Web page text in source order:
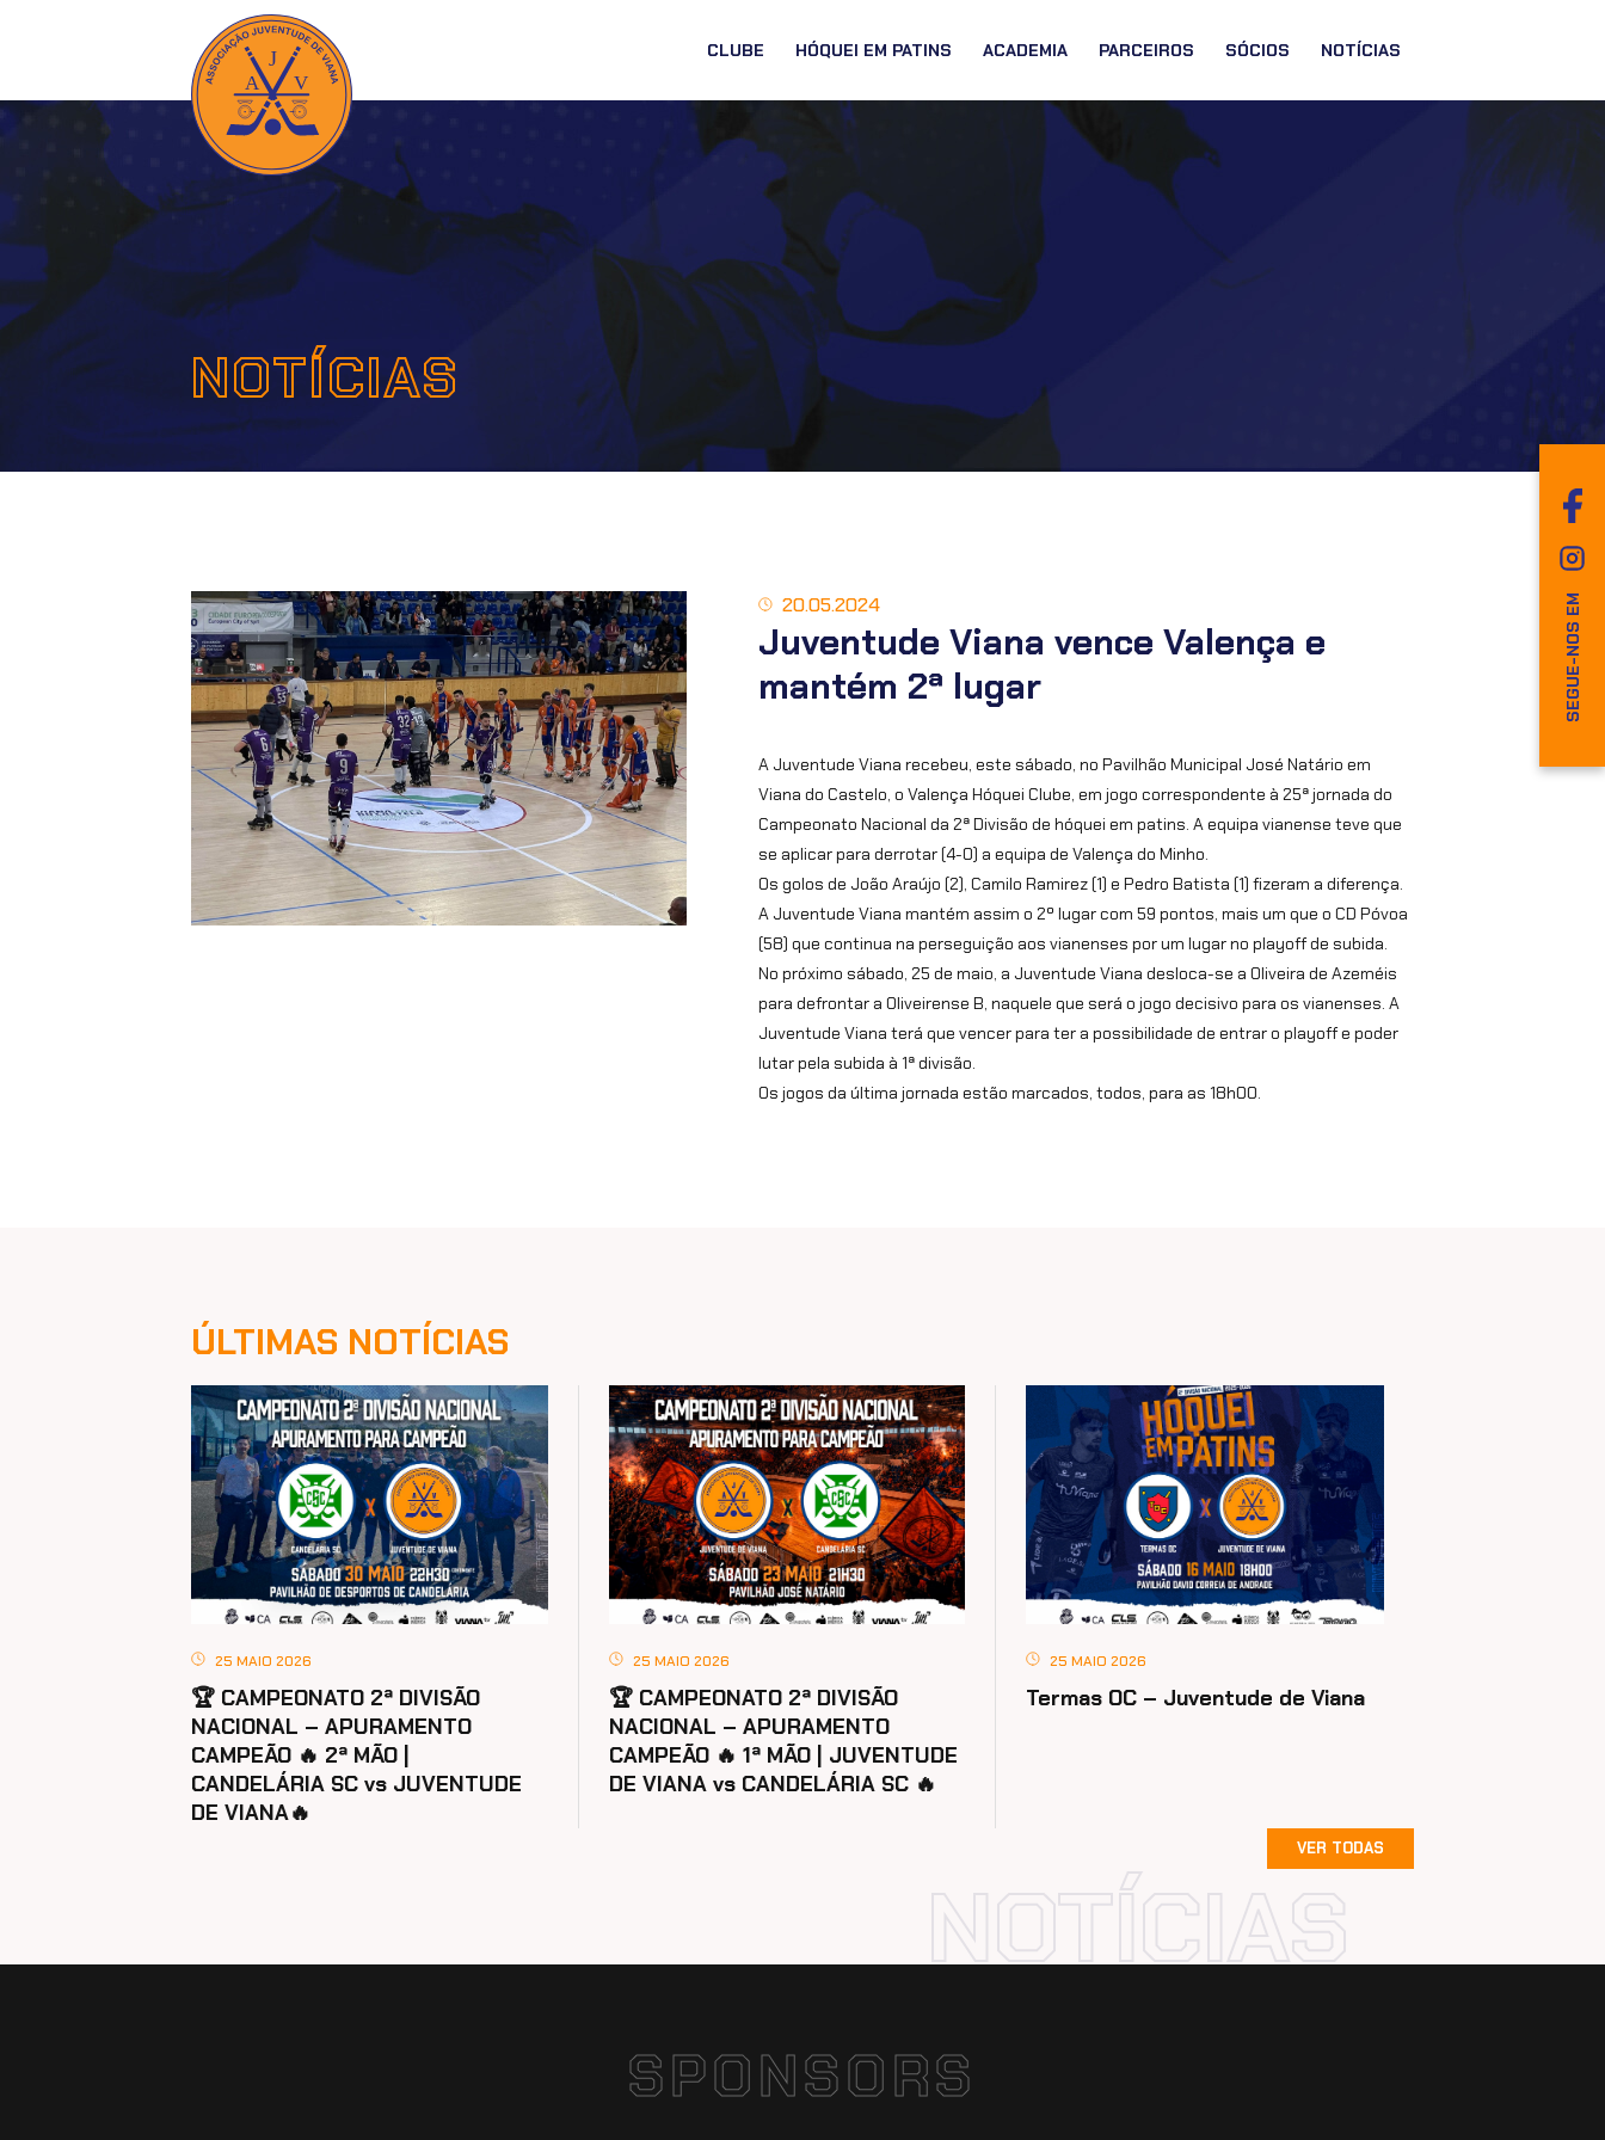
CLUBE HÓQUEI EM PATINS ACADEMIA PARCEIROS SÓCIOS NOTÍCIAS
SEGUE-NOS EM
NOTÍCIAS
20.05.2024
Juventude Viana vence Valença e
mantém 2ª lugar
A Juventude Viana recebeu, este sábado, no Pavilhão Municipal José Natário em
Viana do Castelo, o Valença Hóquei Clube, em jogo correspondente à 25ª jornada do
Campeonato Nacional da 2ª Divisão de hóquei em patins. A equipa vianense teve que
se aplicar para derrotar (4-0) a equipa de Valença do Minho.
Os golos de João Araújo (2), Camilo Ramirez (1) e Pedro Batista (1) fizeram a diferença.
A Juventude Viana mantém assim o 2º lugar com 59 pontos, mais um que o CD Póvoa
(58) que continua na perseguição aos vianenses por um lugar no playoff de subida.
No próximo sábado, 25 de maio, a Juventude Viana desloca-se a Oliveira de Azeméis
para defrontar a Oliveirense B, naquele que será o jogo decisivo para os vianenses. A
Juventude Viana terá que vencer para ter a possibilidade de entrar o playoff e poder
lutar pela subida à 1ª divisão.
Os jogos da última jornada estão marcados, todos, para as 18h00.
ÚLTIMAS NOTÍCIAS
25 MAIO 2026
🏆 CAMPEONATO 2ª DIVISÃO
NACIONAL – APURAMENTO
CAMPEÃO 🔥 2ª MÃO |
CANDELÁRIA SC vs JUVENTUDE
DE VIANA🔥
25 MAIO 2026
🏆 CAMPEONATO 2ª DIVISÃO
NACIONAL – APURAMENTO
CAMPEÃO 🔥 1ª MÃO | JUVENTUDE
DE VIANA vs CANDELÁRIA SC 🔥
25 MAIO 2026
Termas OC – Juventude de Viana
VER TODAS
SPONSORS